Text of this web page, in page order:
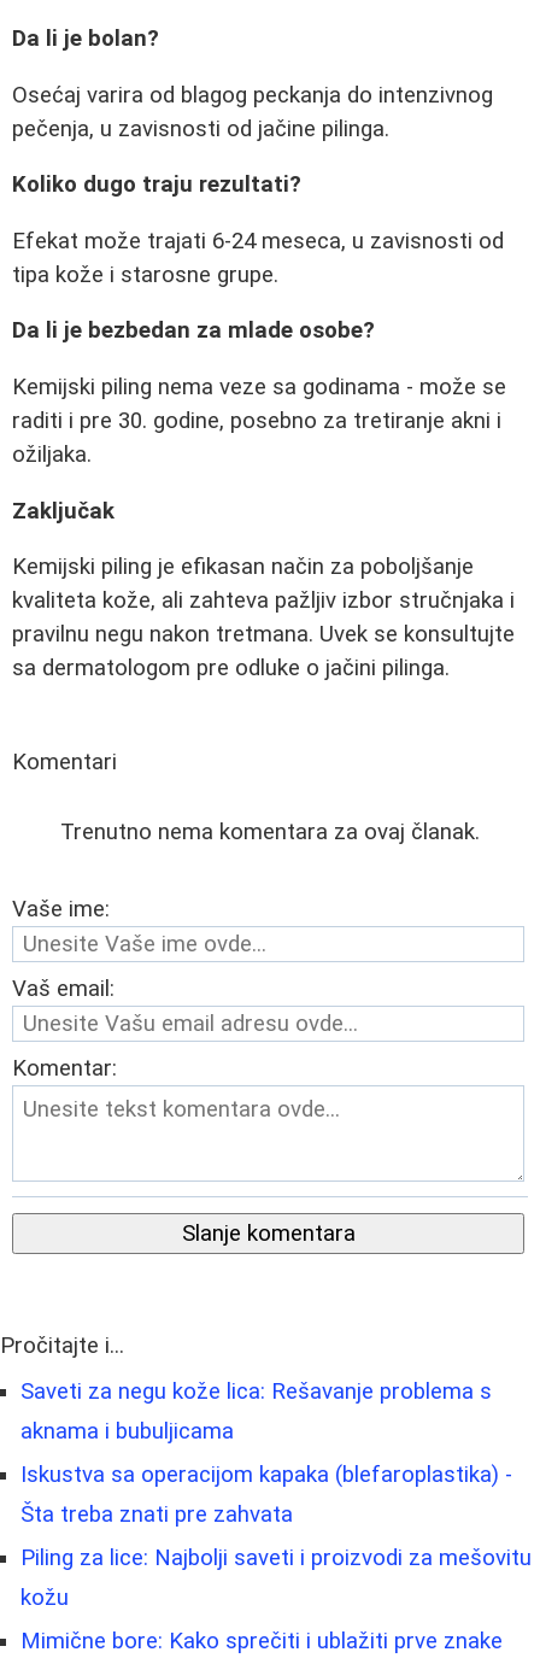
Da li je bolan?
Osećaj varira od blagog peckanja do intenzivnog
pečenja, u zavisnosti od jačine pilinga.
Koliko dugo traju rezultati?
Efekat može trajati 6-24 meseca, u zavisnosti od
tipa kože i starosne grupe.
Da li je bezbedan za mlade osobe?
Kemijski piling nema veze sa godinama - može se
raditi i pre 30. godine, posebno za tretiranje akni i
ožiljaka.
Zaključak
Kemijski piling je efikasan način za poboljšanje
kvaliteta kože, ali zahteva pažljiv izbor stručnjaka i
pravilnu negu nakon tretmana. Uvek se konsultujte
sa dermatologom pre odluke o jačini pilinga.
Komentari
Trenutno nema komentara za ovaj članak.
Vaše ime:
Vaš email:
Komentar:
Slanje komentara
Pročitajte i...
Saveti za negu kože lica: Rešavanje problema s
aknama i bubuljicama
Iskustva sa operacijom kapaka (blefaroplastika) -
Šta treba znati pre zahvata
Piling za lice: Najbolji saveti i proizvodi za mešovitu
kožu
Mimične bore: Kako sprečiti i ublažiti prve znake